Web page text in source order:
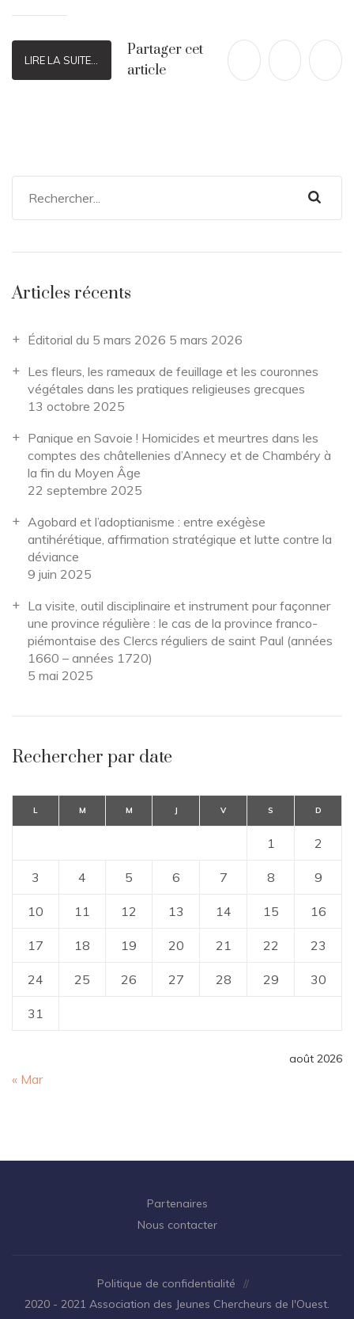
LIRE LA SUITE...
Partager cet
article
Articles récents
Éditorial du 5 mars 2026 5 mars 2026
Les fleurs, les rameaux de feuillage et les couronnes
végétales dans les pratiques religieuses grecques
13 octobre 2025
Panique en Savoie ! Homicides et meurtres dans les
comptes des châtellenies d’Annecy et de Chambéry à
la fin du Moyen Âge
22 septembre 2025
Agobard et l’adoptianisme : entre exégèse
antihérétique, affirmation stratégique et lutte contre la
déviance
9 juin 2025
La visite, outil disciplinaire et instrument pour façonner
une province régulière : le cas de la province franco-
piémontaise des Clercs réguliers de saint Paul (années
1660 – années 1720)
5 mai 2025
Rechercher par date
août 2026
L M M J V S D
1 2
3 4 5 6 7 8 9
10 11 12 13 14 15 16
17 18 19 20 21 22 23
24 25 26 27 28 29 30
31
« Mar
Partenaires
Nous contacter
Politique de confidentialité
//
2020 - 2021 Association des Jeunes Chercheurs de l'Ouest.